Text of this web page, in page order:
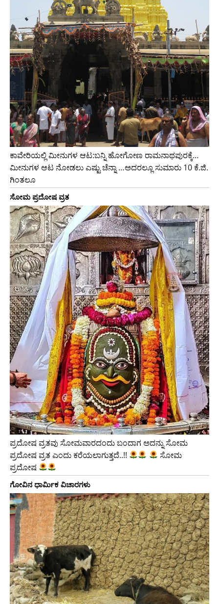
ಕಾವೇರಿಯಲ್ಲಿ ಮೀನುಗಳ ಆಟ:ಬನ್ನಿ ಹೋಗೋಣ ರಾಮನಾಥಪುರಕ್ಕೆ…
ಮೀನುಗಳ ಆಟ ನೋಡಲು ಎಷ್ಟು ಚೆನ್ನಾ …ಅದರಲ್ಲೂ ಸುಮಾರು 10 ಕೆ.ಜಿ.
ಗಿಂತಲೂ
ಸೋಮ ಪ್ರದೋಷ ವ್ರತ
ಪ್ರದೋಷ ವ್ರತವು ಸೋಮವಾರದಂದು ಬಂದಾಗ ಅದನ್ನು ಸೋಮ
ಪ್ರದೋಷ ವ್ರತ ಎಂದು ಕರೆಯಲಾಗುತ್ತದೆ..!!
ಸೋಮ
ಪ್ರದೋಷ
ಗೋವಿನ ಧಾರ್ಮಿಕ ವಿಚಾರಗಳು